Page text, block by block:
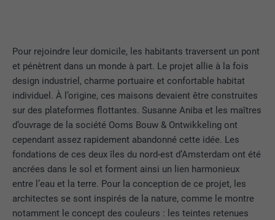
Pour rejoindre leur domicile, les habitants traversent un pont
et pénètrent dans un monde à part. Le projet allie à la fois
design industriel, charme portuaire et confortable habitat
individuel. À l’origine, ces maisons devaient être construites
sur des plateformes flottantes. Susanne Aniba et les maîtres
d’ouvrage de la société Ooms Bouw & Ontwikkeling ont
cependant assez rapidement abandonné cette idée. Les
fondations de ces deux îles du nord-est d’Amsterdam ont été
ancrées dans le sol et forment ainsi un lien harmonieux
entre l’eau et la terre. Pour la conception de ce projet, les
architectes se sont inspirés de la nature, comme le montre
notamment le concept des couleurs : les teintes retenues